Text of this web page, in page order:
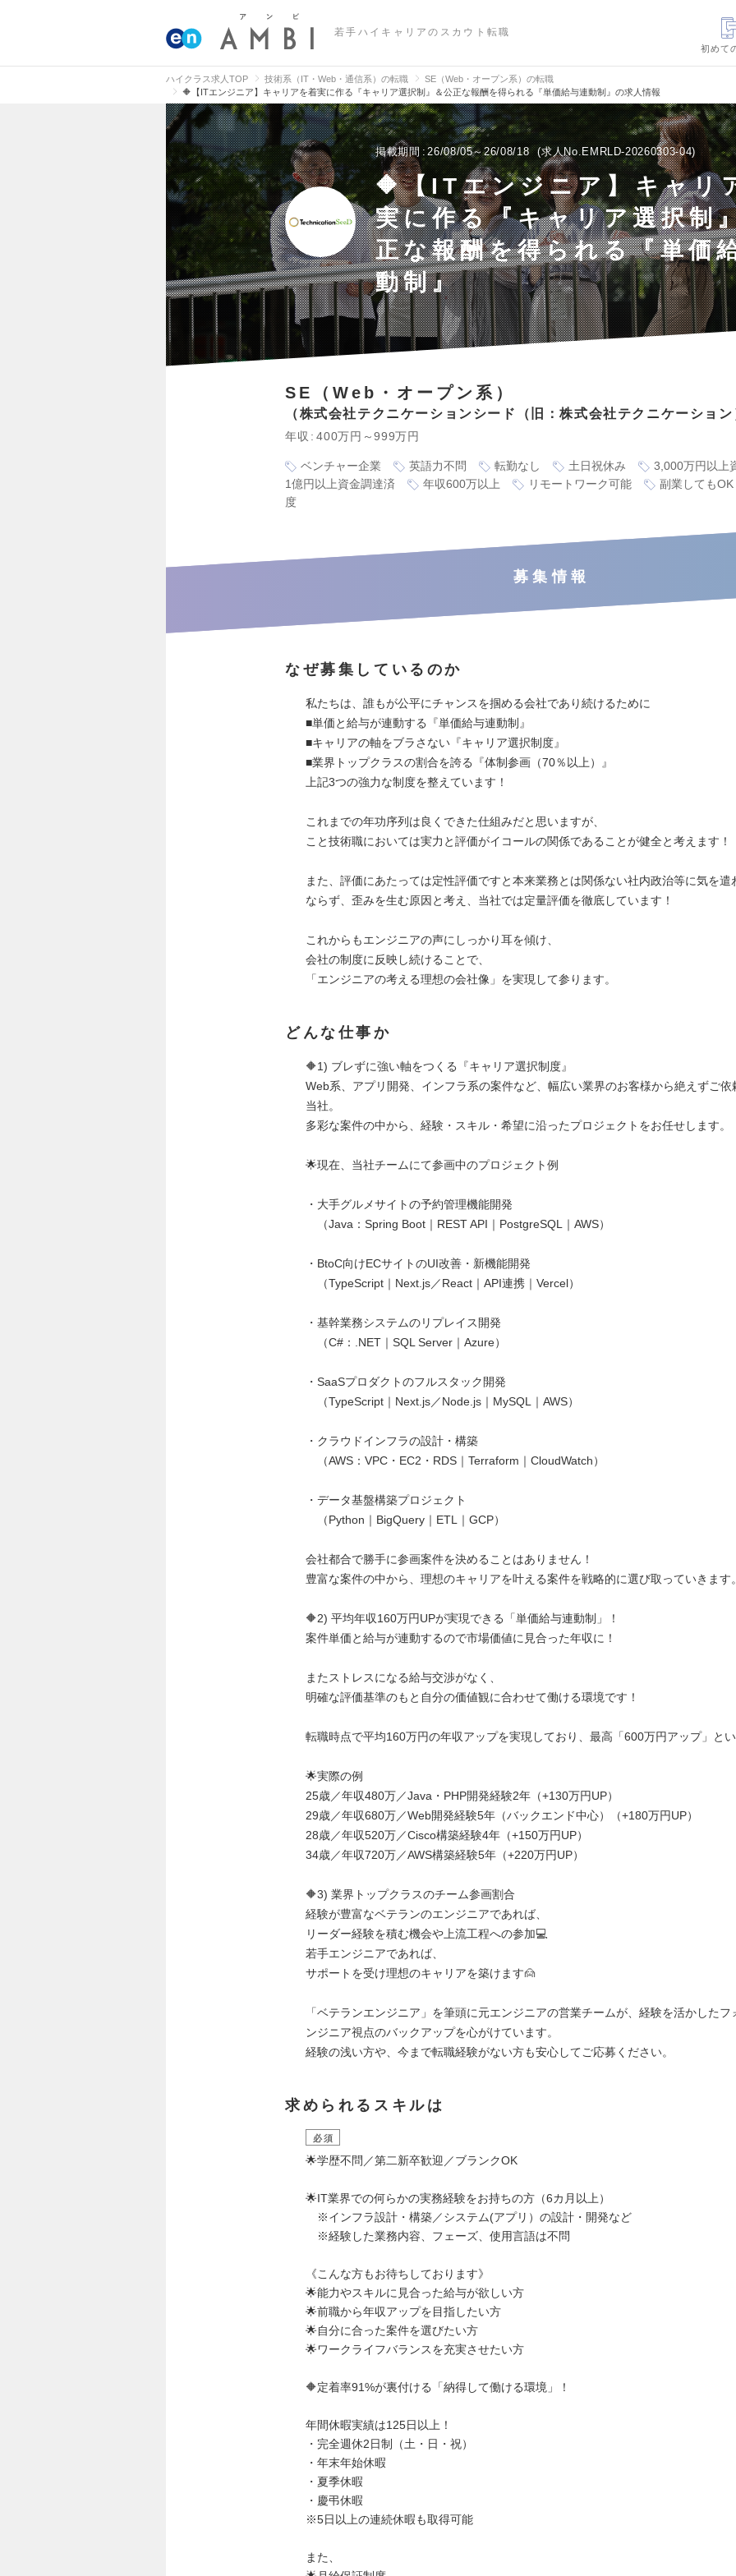
若手ハイキャリアのスカウト転職
初めて
ハイクラス求人TOP 技術系（IT・Web・通信系）の転職
SE（Web・オープン系）の転職
🔶【ITエンジニア】キャリアを着実に作る『キャリア選択制』＆公正な報酬を得られる『単価給与連動制』の求人情報
掲載期間 26/08/05～26/08/18 求人No.EMRLD-20260303-04
🔶【ITエンジニア】キャリ
実に作る『キャリア選択制
正な報酬を得られる『単価
動制』
SE（Web・オープン系）
株式会社テクニケーションシード（旧：株式会社テクニケーション
年収 400万円～999万円
ベンチャー企業 英語力不問 転勤なし 土日祝休み
3,000万円以上
1億円以上資金調達済
年収600万以上 リモートワーク可能 副業してもOK
度
募集情報
なぜ募集しているのか
私たちは、誰もが公平にチャンスを掴める会社であり続けるために
■単価と給与が連動する『単価給与連動制』
■キャリアの軸をブラさない『キャリア選択制度』
■業界トップクラスの割合を誇る『体制参画（70％以上）』
上記3つの強力な制度を整えています！
これまでの年功序列は良くできた仕組みだと思いますが、
こと技術職においては実力と評価がイコールの関係であることが健全と考えます！
また、評価にあたっては定性評価ですと本来業務とは関係ない社内政治等に気を遣
ならず、歪みを生む原因と考え、当社では定量評価を徹底しています！
これからもエンジニアの声にしっかり耳を傾け、
会社の制度に反映し続けることで、
「エンジニアの考える理想の会社像」を実現して参ります。
どんな仕事か
🔶1) ブレずに強い軸をつくる『キャリア選択制度』
Web系、アプリ開発、インフラ系の案件など、幅広い業界のお客様から絶えずご依
当社。
多彩な案件の中から、経験・スキル・希望に沿ったプロジェクトをお任せします。
🌟現在、当社チームにて参画中のプロジェクト例
・大手グルメサイトの予約管理機能開発
（Java：Spring Boot｜REST API｜PostgreSQL｜AWS）
・BtoC向けECサイトのUI改善・新機能開発
（TypeScript｜Next.js／React｜API連携｜Vercel）
・基幹業務システムのリプレイス開発
（C#：.NET｜SQL Server｜Azure）
・SaaSプロダクトのフルスタック開発
（TypeScript｜Next.js／Node.js｜MySQL｜AWS）
・クラウドインフラの設計・構築
（AWS：VPC・EC2・RDS｜Terraform｜CloudWatch）
・データ基盤構築プロジェクト
（Python｜BigQuery｜ETL｜GCP）
会社都合で勝手に参画案件を決めることはありません！
豊富な案件の中から、理想のキャリアを叶える案件を戦略的に選び取っていきます。
🔶2) 平均年収160万円UPが実現できる「単価給与連動制」！
案件単価と給与が連動するので市場価値に見合った年収に！
またストレスになる給与交渉がなく、
明確な評価基準のもと自分の価値観に合わせて働ける環境です！
転職時点で平均160万円の年収アップを実現しており、最高「600万円アップ」とい
🌟実際の例
25歳／年収480万／Java・PHP開発経験2年（+130万円UP）
29歳／年収680万／Web開発経験5年（バックエンド中心）（+180万円UP）
28歳／年収520万／Cisco構築経験4年（+150万円UP）
34歳／年収720万／AWS構築経験5年（+220万円UP）
🔶3) 業界トップクラスのチーム参画割合
経験が豊富なベテランのエンジニアであれば、
リーダー経験を積む機会や上流工程への参加💻
若手エンジニアであれば、
サポートを受け理想のキャリアを築けます🙍
「ベテランエンジニア」を筆頭に元エンジニアの営業チームが、経験を活かしたフ
ンジニア視点のバックアップを心がけています。
経験の浅い方や、今まで転職経験がない方も安心してご応募ください。
求められるスキルは
必須
🌟学歴不問／第二新卒歓迎／ブランクOK
🌟IT業界での何らかの実務経験をお持ちの方（6カ月以上）
※インフラ設計・構築／システム(アプリ）の設計・開発など
※経験した業務内容、フェーズ、使用言語は不問
《こんな方もお待ちしております》
🌟能力やスキルに見合った給与が欲しい方
🌟前職から年収アップを目指したい方
🌟自分に合った案件を選びたい方
🌟ワークライフバランスを充実させたい方
🔶定着率91%が裏付ける「納得して働ける環境」！
年間休暇実績は125日以上！
・完全週休2日制（土・日・祝）
・年末年始休暇
・夏季休暇
・慶弔休暇
※5日以上の連続休暇も取得可能
また、